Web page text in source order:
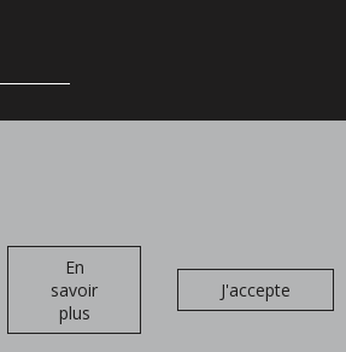
En
savoir
plus
J'accepte